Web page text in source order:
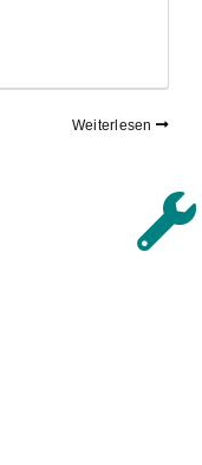
Weiterlesen